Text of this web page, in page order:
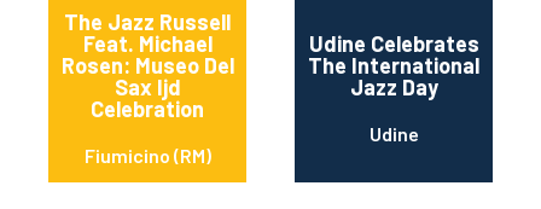
The Jazz Russell
Feat. Michael
Rosen: Museo Del
Sax Ijd
Celebration
Fiumicino (RM)
Udine Celebrates
The International
Jazz Day
Udine